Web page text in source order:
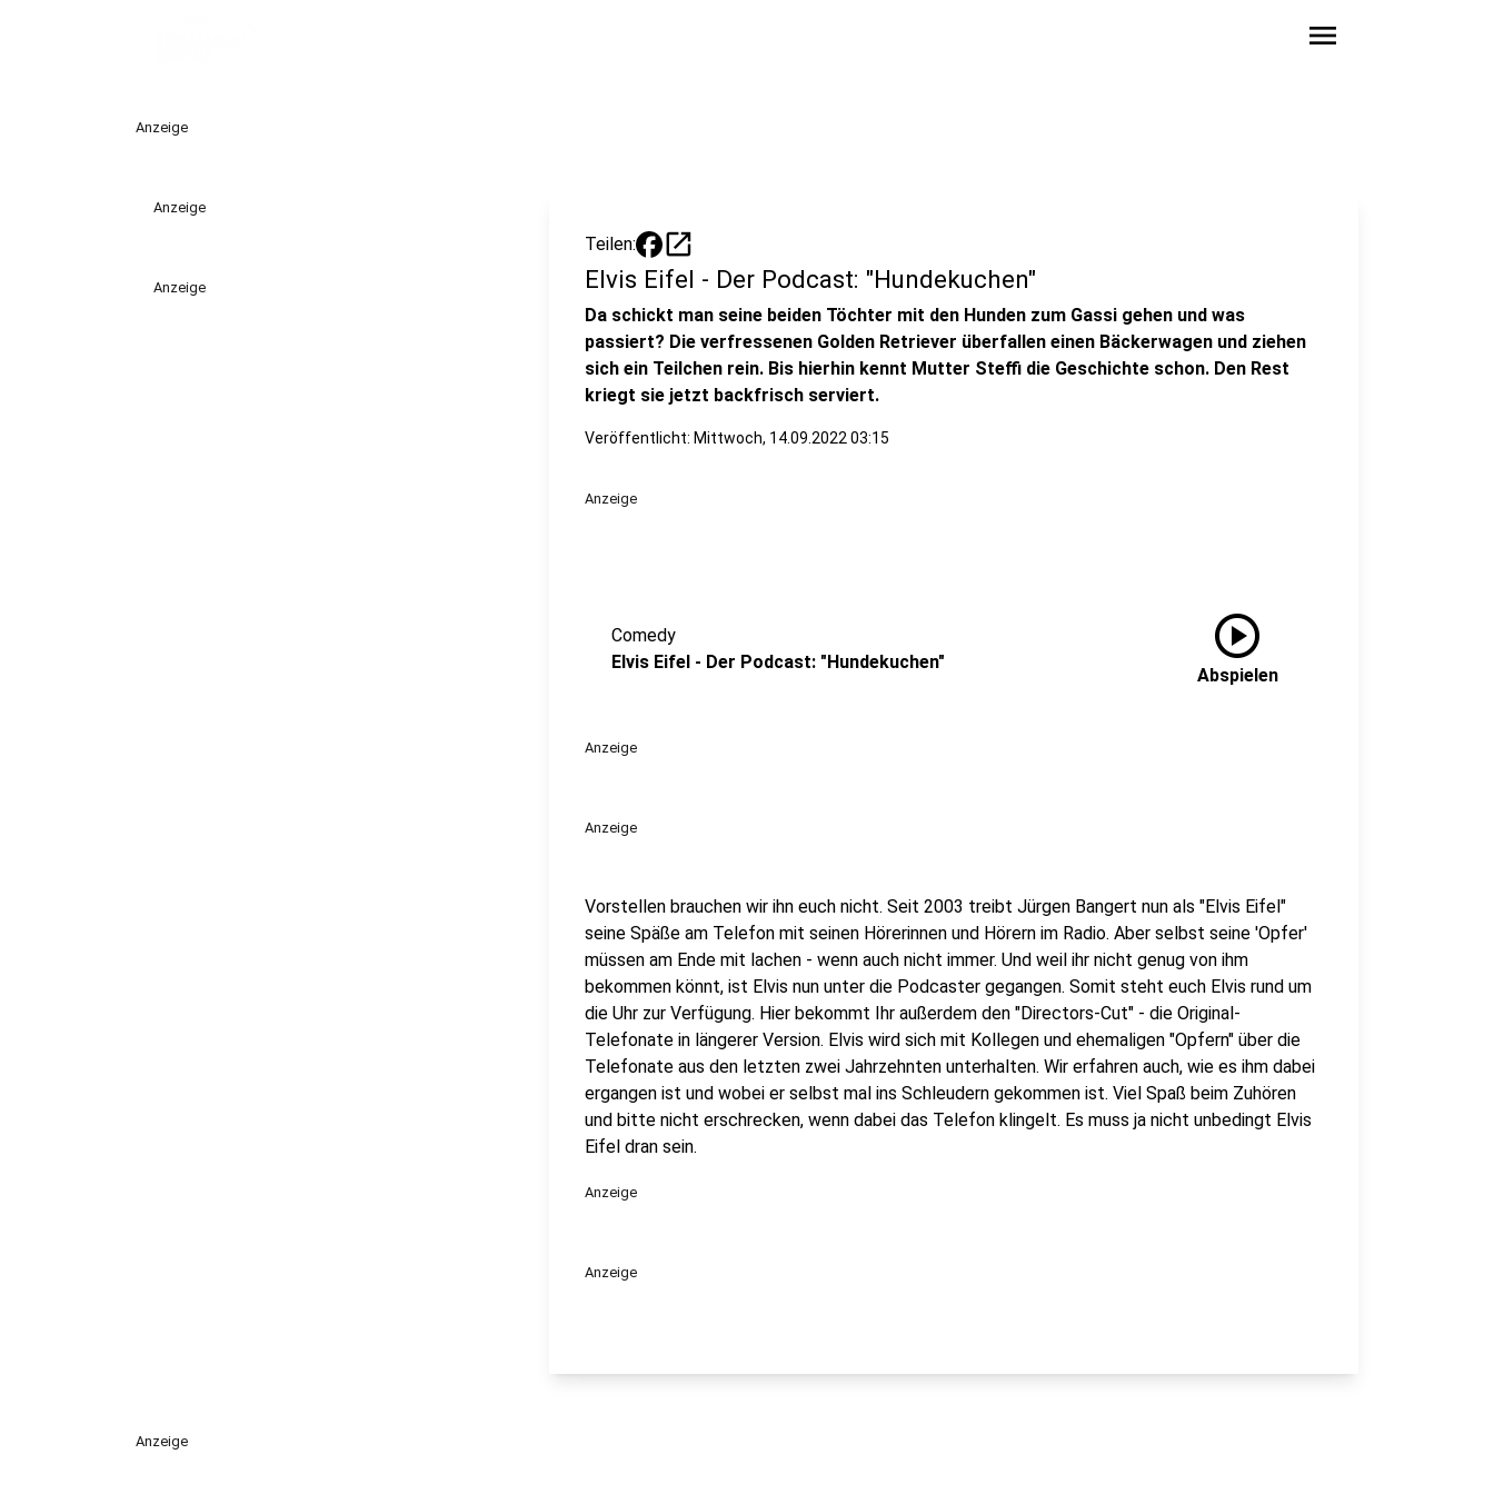
menu
Anzeige
Anzeige
Anzeige
Teilen: open_in_new
Elvis Eifel - Der Podcast: "Hundekuchen"
Da schickt man seine beiden Töchter mit den Hunden zum Gassi gehen und was
passiert? Die verfressenen Golden Retriever überfallen einen Bäckerwagen und ziehen
sich ein Teilchen rein. Bis hierhin kennt Mutter Steffi die Geschichte schon. Den Rest
kriegt sie jetzt backfrisch serviert.
Veröffentlicht: Mittwoch, 14.09.2022 03:15
Anzeige
Comedy
Elvis Eifel - Der Podcast: "Hundekuchen"
play_circle
Abspielen
Anzeige
Anzeige
Vorstellen brauchen wir ihn euch nicht. Seit 2003 treibt Jürgen Bangert nun als "Elvis Eifel"
seine Späße am Telefon mit seinen Hörerinnen und Hörern im Radio. Aber selbst seine 'Opfer'
müssen am Ende mit lachen - wenn auch nicht immer. Und weil ihr nicht genug von ihm
bekommen könnt, ist Elvis nun unter die Podcaster gegangen. Somit steht euch Elvis rund um
die Uhr zur Verfügung. Hier bekommt Ihr außerdem den "Directors-Cut" - die Original-
Telefonate in längerer Version. Elvis wird sich mit Kollegen und ehemaligen "Opfern" über die
Telefonate aus den letzten zwei Jahrzehnten unterhalten. Wir erfahren auch, wie es ihm dabei
ergangen ist und wobei er selbst mal ins Schleudern gekommen ist. Viel Spaß beim Zuhören
und bitte nicht erschrecken, wenn dabei das Telefon klingelt. Es muss ja nicht unbedingt Elvis
Eifel dran sein.
Anzeige
Anzeige
Anzeige